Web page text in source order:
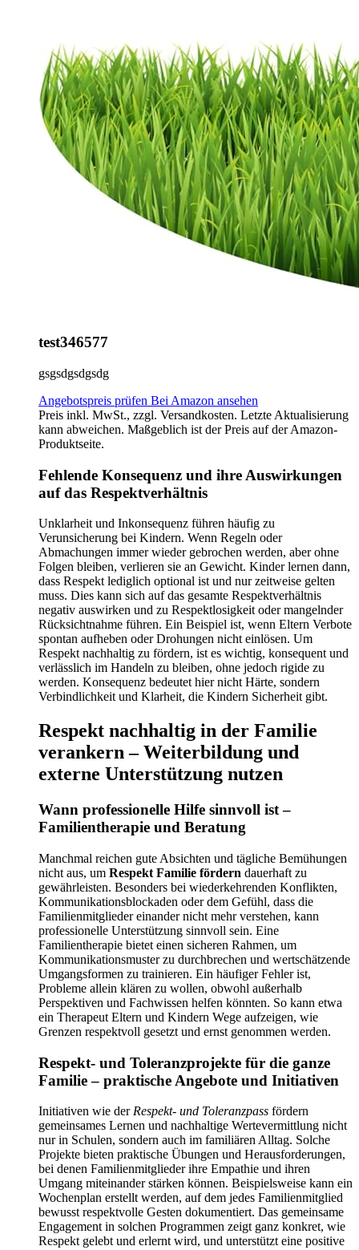
test346577
gsgsdgsdgsdg
Angebotspreis prüfen Bei Amazon ansehen
Preis inkl. MwSt., zzgl. Versandkosten. Letzte Aktualisierung
kann abweichen. Maßgeblich ist der Preis auf der Amazon-
Produktseite.
Fehlende Konsequenz und ihre Auswirkungen
auf das Respektverhältnis
Unklarheit und Inkonsequenz führen häufig zu
Verunsicherung bei Kindern. Wenn Regeln oder
Abmachungen immer wieder gebrochen werden, aber ohne
Folgen bleiben, verlieren sie an Gewicht. Kinder lernen dann,
dass Respekt lediglich optional ist und nur zeitweise gelten
muss. Dies kann sich auf das gesamte Respektverhältnis
negativ auswirken und zu Respektlosigkeit oder mangelnder
Rücksichtnahme führen. Ein Beispiel ist, wenn Eltern Verbote
spontan aufheben oder Drohungen nicht einlösen. Um
Respekt nachhaltig zu fördern, ist es wichtig, konsequent und
verlässlich im Handeln zu bleiben, ohne jedoch rigide zu
werden. Konsequenz bedeutet hier nicht Härte, sondern
Verbindlichkeit und Klarheit, die Kindern Sicherheit gibt.
Respekt nachhaltig in der Familie
verankern – Weiterbildung und
externe Unterstützung nutzen
Wann professionelle Hilfe sinnvoll ist –
Familientherapie und Beratung
Manchmal reichen gute Absichten und tägliche Bemühungen
nicht aus, um Respekt Familie fördern dauerhaft zu
gewährleisten. Besonders bei wiederkehrenden Konflikten,
Kommunikationsblockaden oder dem Gefühl, dass die
Familienmitglieder einander nicht mehr verstehen, kann
professionelle Unterstützung sinnvoll sein. Eine
Familientherapie bietet einen sicheren Rahmen, um
Kommunikationsmuster zu durchbrechen und wertschätzende
Umgangsformen zu trainieren. Ein häufiger Fehler ist,
Probleme allein klären zu wollen, obwohl außerhalb
Perspektiven und Fachwissen helfen könnten. So kann etwa
ein Therapeut Eltern und Kindern Wege aufzeigen, wie
Grenzen respektvoll gesetzt und ernst genommen werden.
Respekt- und Toleranzprojekte für die ganze
Familie – praktische Angebote und Initiativen
Initiativen wie der Respekt- und Toleranzpass fördern
gemeinsames Lernen und nachhaltige Wertevermittlung nicht
nur in Schulen, sondern auch im familiären Alltag. Solche
Projekte bieten praktische Übungen und Herausforderungen,
bei denen Familienmitglieder ihre Empathie und ihren
Umgang miteinander stärken können. Beispielsweise kann ein
Wochenplan erstellt werden, auf dem jedes Familienmitglied
bewusst respektvolle Gesten dokumentiert. Das gemeinsame
Engagement in solchen Programmen zeigt ganz konkret, wie
Respekt gelebt und erlernt wird, und unterstützt eine positive